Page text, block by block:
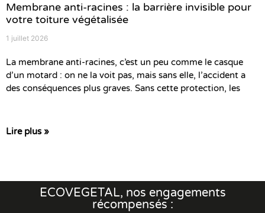
Membrane anti-racines : la barrière invisible pour
votre toiture végétalisée
1 juillet 2026
La membrane anti-racines, c’est un peu comme le casque
d’un motard : on ne la voit pas, mais sans elle, l’accident a
des conséquences plus graves. Sans cette protection, les
Lire plus »
ECOVEGETAL, nos engagements
récompensés :